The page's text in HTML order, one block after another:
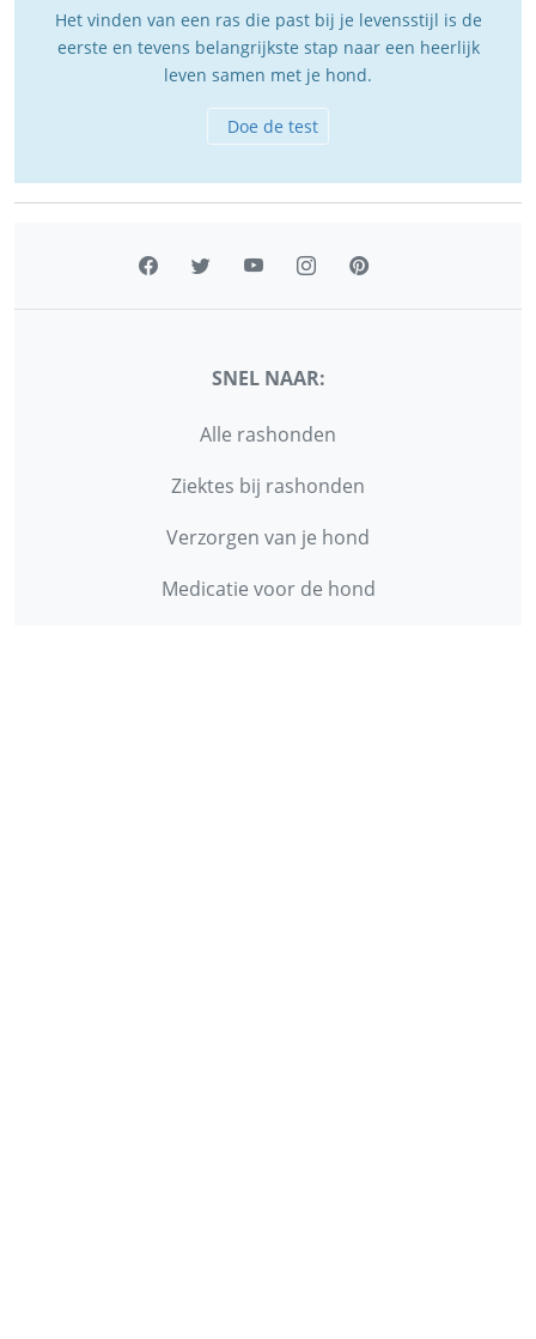
Het vinden van een ras die past bij je levensstijl is de
eerste en tevens belangrijkste stap naar een heerlijk
leven samen met je hond.
Doe de test
SNEL NAAR:
Alle rashonden
Ziektes bij rashonden
Verzorgen van je hond
Medicatie voor de hond